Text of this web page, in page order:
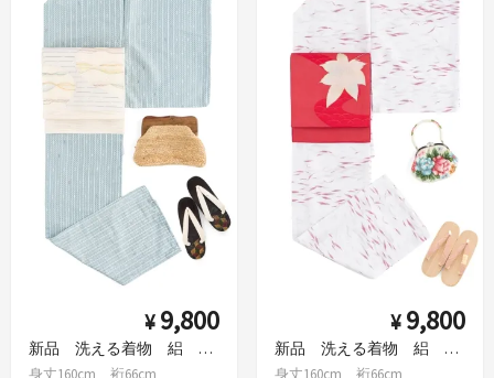
¥ 9,800
新品 洗える着物 絽 縞と矢羽根（青）M
身丈160cm 裄66cm
¥ 9,800
新品 洗える着物 絽 柳の葉 M
身丈160cm 裄66cm